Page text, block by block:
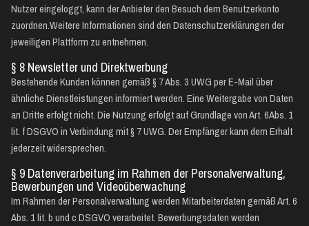
Nutzer eingeloggt, kann der Anbieter den Besuch dem Benutzerkonto
zuordnen.Weitere Informationen sind den Datenschutzerklärungen der
jeweiligen Plattform zu entnehmen.
§ 8 Newsletter und Direktwerbung
Bestehende Kunden können gemäß § 7 Abs. 3 UWG per E-Mail über
ähnliche Dienstleistungen informiert werden. Eine Weitergabe von Daten
an Dritte erfolgt nicht. Die Nutzung erfolgt auf Grundlage von Art. 6Abs. 1
lit. f DSGVO in Verbindung mit § 7 UWG. Der Empfänger kann dem Erhalt
jederzeit widersprechen.
§ 9 Datenverarbeitung im Rahmen der Personalverwaltung,
Bewerbungen und Videoüberwachung
Im Rahmen der Personalverwaltung werden Mitarbeiterdaten gemäß Art. 6
Abs. 1 lit. b und c DSGVO verarbeitet. Bewerbungsdaten werden